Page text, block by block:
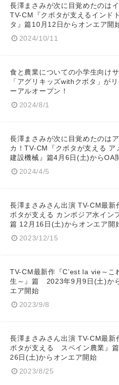
長澤まさみが次に目覚めたのは
TV-CM『クボタが支えるインド
タ』篇10月12日からオンエア開
2024/10/11
食と農業についての小学生向けサ
「アグリキッズwithクボタ」がリ
ーアルオープン！
2024/8/1
長澤まさみが次に目覚めたのはア
カ！TV-CM『クボタが支える ア
建設機械』篇4月6日(土)からOA
2024/4/5
長澤まさみさん出演 TV-CM最新
ボタが支える カンボジア水イン
篇 12月16日(土)からオンエア開
2023/12/15
TV-CM最新作『C’est la vie～こ
生～』篇 2023年9月9日(土)か
エア開始
2023/9/8
長澤まさみさん出演 TV-CM最新
ボタが支える スペイン農業』
26日(土)からオンエア開始
2023/8/25